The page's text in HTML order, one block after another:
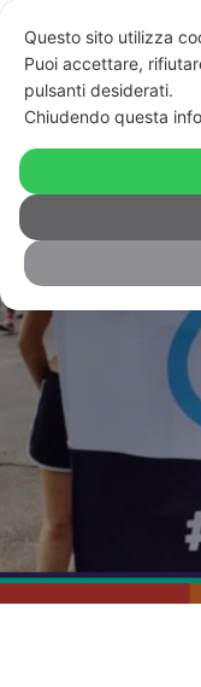
Bologna:
Questo sito utilizza
Puoi accettare,
pulsanti desiderati.
Chiudendo questa